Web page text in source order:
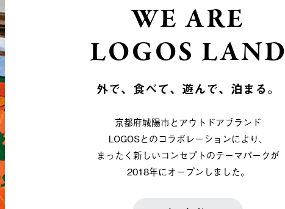
WE ARE
LOGOS LAND
外で、食べて、遊んで、泊まる。
京都府城陽市とアウトドアブランド
LOGOSとのコラボレーションにより、
まったく新しいコンセプトのテーマパークが
2018年にオープンしました。